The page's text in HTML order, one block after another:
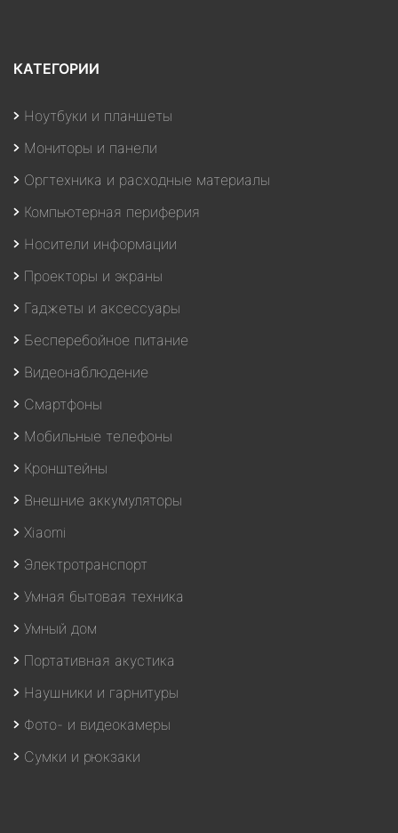
КАТЕГОРИИ
Ноутбуки и планшеты
Мониторы и панели
Оргтехника и расходные материалы
Компьютерная периферия
Носители информации
Проекторы и экраны
Гаджеты и аксессуары
Бесперебойное питание
Видеонаблюдение
Смартфоны
Мобильные телефоны
Кронштейны
Внешние аккумуляторы
Xiaomi
Электротранспорт
Умная бытовая техника
Умный дом
Портативная акустика
Наушники и гарнитуры
Фото- и видеокамеры
Сумки и рюкзаки